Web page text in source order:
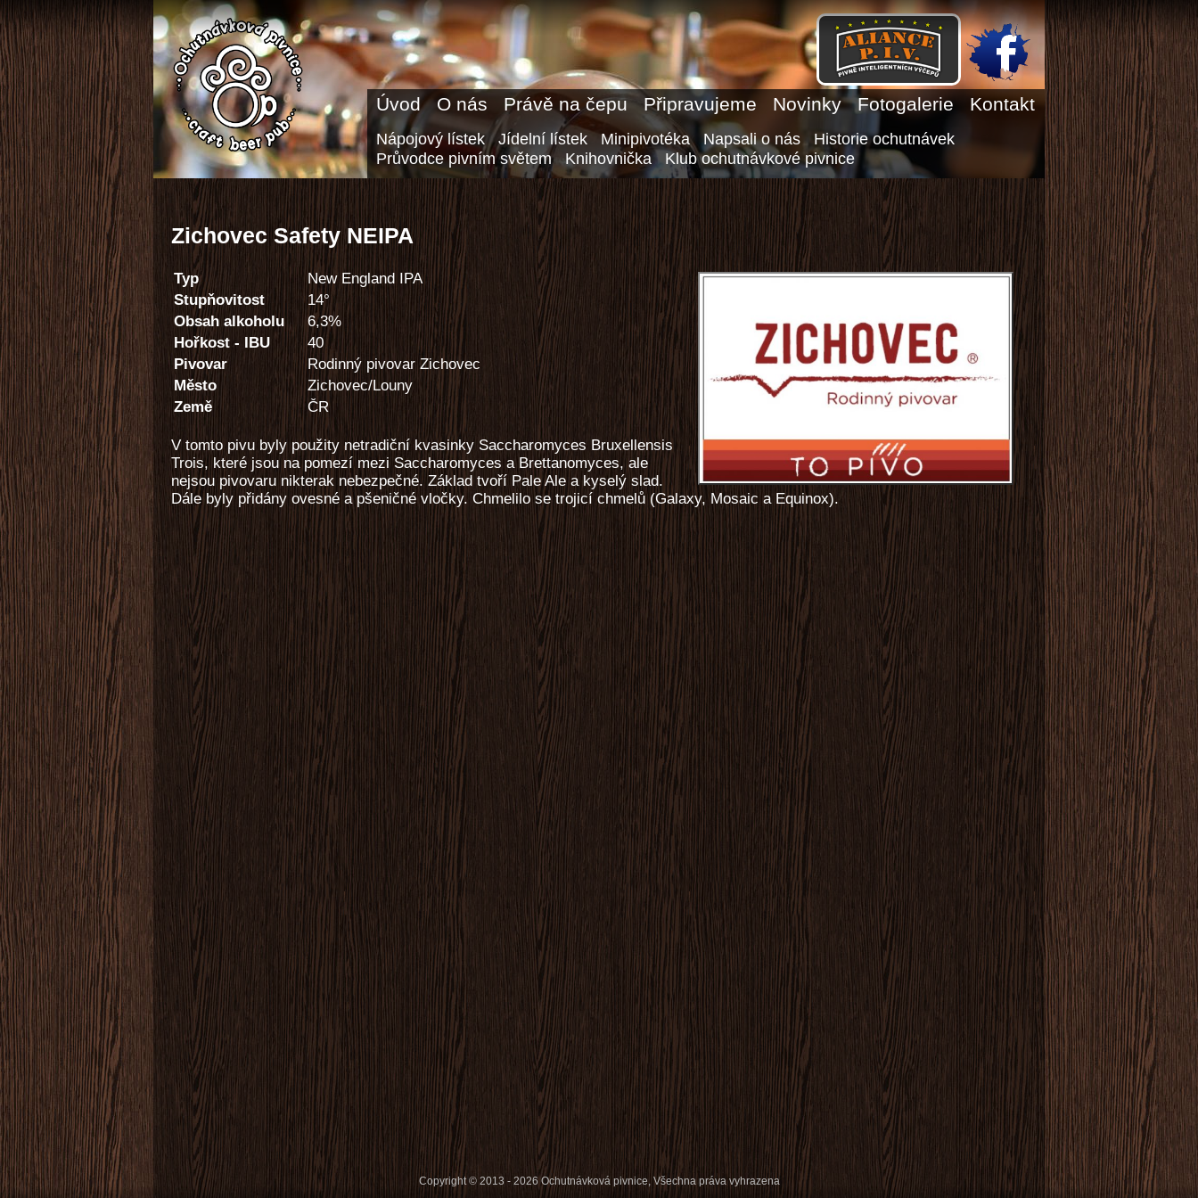
Úvod O nás Právě na čepu Připravujeme Novinky Fotogalerie Kontakt
Nápojový lístek Jídelní lístek Minipivotéka Napsali o nás
Historie ochutnávek
Průvodce pivním světem
Knihovnička Klub ochutnávkové pivnice
Zichovec Safety NEIPA
Typ
New England IPA
Stupňovitost
14°
Obsah alkoholu
6,3%
Hořkost - IBU
40
Pivovar
Rodinný pivovar Zichovec
Město
Zichovec/Louny
Země
ČR
V tomto pivu byly použity netradiční kvasinky Saccharomyces Bruxellensis
Trois, které jsou na pomezí mezi Saccharomyces a Brettanomyces, ale
nejsou pivovaru nikterak nebezpečné. Základ tvoří Pale Ale a kyselý slad.
Dále byly přidány ovesné a pšeničné vločky. Chmelilo se trojicí chmelů (Galaxy, Mosaic a Equinox).
Copyright © 2013 - 2026 Ochutnávková pivnice, Všechna práva vyhrazena